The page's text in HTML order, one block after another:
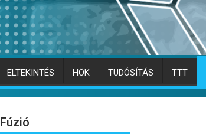
ELTEKINTÉS HÖK TUDÓSÍTÁS TTT
Fúzió